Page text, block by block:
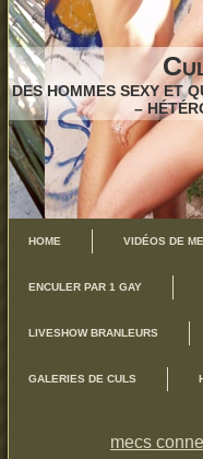
DES HOMMES SEXY ET
–
HOME VIDÉOS DE
ENCULER PAR 1 GAY
LIVESHOW BRANLEURS
GALERIES DE CULS
mecs